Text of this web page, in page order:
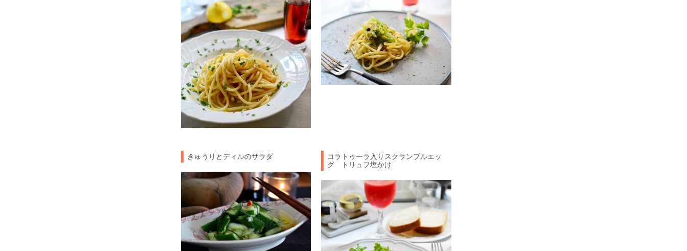
きゅうりとディルのサラダ
コラトゥーラ入りスクランブルエッ
グ トリュフ塩かけ